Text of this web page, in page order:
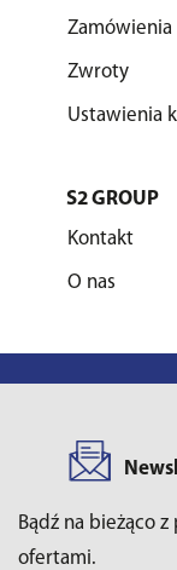
Zamówienia
Zwroty
Ustawienia
S2 GROUP
Kontakt
O nas
Bądź na bieżąco
ofertami.